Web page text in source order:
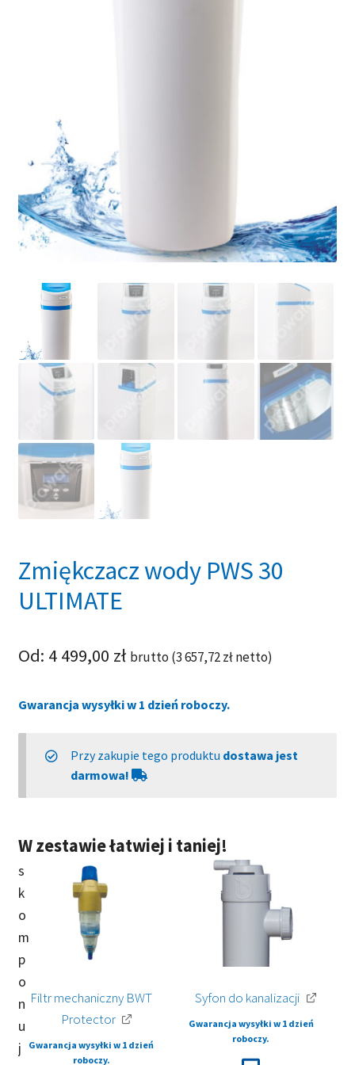
Zmiękczacz wody PWS 30
ULTIMATE
Od: 4 499,00 zł brutto (3 657,72złnetto)
Gwarancja wysyłki w 1 dzień roboczy.
Przy zakupie tego produktu dostawa jest
darmowa!
Filtr mechaniczny BWT
Protector
Gwarancja wysyłki w 1 dzień
roboczy.
Syfon do kanalizacji
Gwarancja wysyłki w 1 dzień
roboczy.